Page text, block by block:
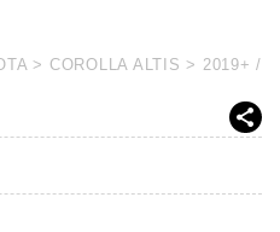
COROLLA ALTIS 2019+